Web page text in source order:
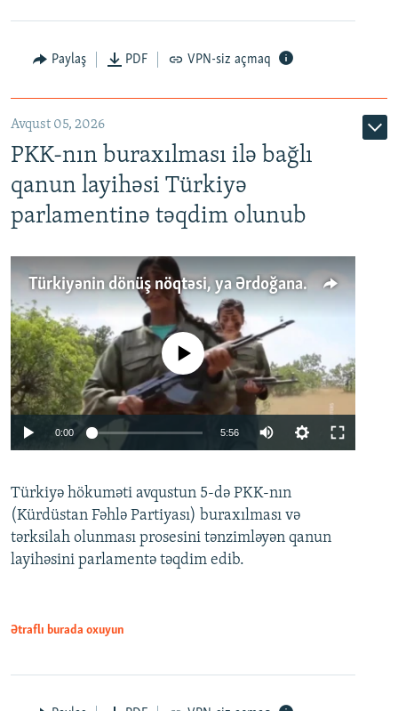
Paylaş PDF VPN-siz açmaq
Avqust 05, 2026
PKK-nın buraxılması ilə bağlı
qanun layihəsi Türkiyə
parlamentinə təqdim olunub
Türkiyənin dönüş nöqtəsi, ya Ərdoğana üçüncü şans: PKK ilə qəfil barışıq nə deməkdir?
Auto 240p 360p 480p
720p 1080p
No media source currently available
0:00 5:56
360p
480p
Türkiyə hökuməti avqustun 5-də PKK-nın
(Kürdüstan Fəhlə Partiyası) buraxılması və
tərksilah olunması prosesini tənzimləyən qanun
layihəsini parlamentə təqdim edib.
Ətraflı burada oxuyun